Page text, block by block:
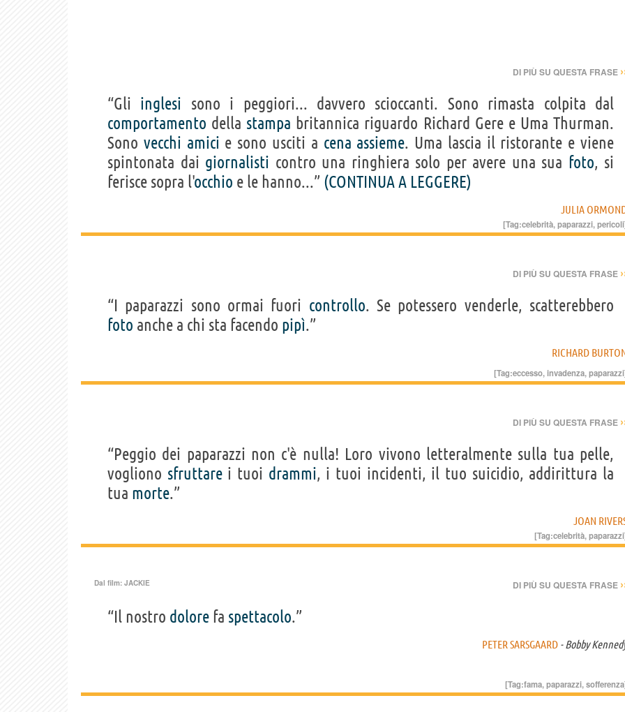
DI PIÙ SU QUESTA FRASE
“Gli inglesi sono i peggiori... davvero scioccanti. Sono rimasta colpita dal
comportamento della stampa britannica riguardo Richard Gere e Uma Thurman.
Sono vecchi amici e sono usciti a cena assieme. Uma lascia il ristorante e viene
spintonata dai giornalisti contro una ringhiera solo per avere una sua foto, si
ferisce sopra l'occhio e le hanno...” (CONTINUA A LEGGERE)
JULIA
[Tag:celebrità,paparazzi,pericoli
DI PIÙ SU QUESTA FRASE
“I paparazzi sono ormai fuori controllo. Se potessero venderle, scatterebbero
foto anche a chi sta facendo pipì.”
RICHARD
[Tag:eccesso,invadenza,paparazzi
DI PIÙ SU QUESTA FRASE
“Peggio dei paparazzi non c'è nulla! Loro vivono letteralmente sulla tua pelle,
vogliono sfruttarei tuoi drammi, i tuoi incidenti, il tuo suicidio, addirittura la
tua morte.”
JOAN
[Tag:celebrità,paparazzi
Dal film: JACKIE DI PIÙ SU QUESTA FRASE
“Il nostro dolore fa spettacolo.”
PETER SARSGAARD - Bobby
[Tag:fama,paparazzi,sofferenza